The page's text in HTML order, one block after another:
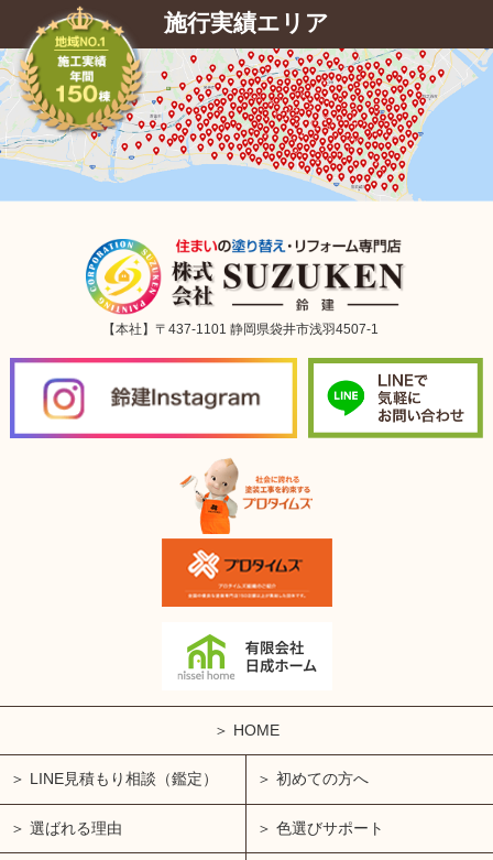
施行実績エリア
【本社】〒437-1101 静岡県袋井市浅羽4507-1
HOME
LINE見積もり相談（鑑定） 初めての方へ
選ばれる理由 色選びサポート